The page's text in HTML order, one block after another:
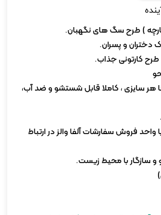
) طرح سگ های نگهبان.
دختران و پسران.
کارتونی جذاب.
هر سایزی ، کاملا قابل شستشو و ضد آب،
واحد فروش سفارشات آلفا والز در ارتباط
و سازگار با محیط زیست.